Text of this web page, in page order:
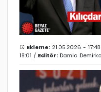
Ekleme: 21.05.2026 - 17:48
18:01 / Editör: Damla